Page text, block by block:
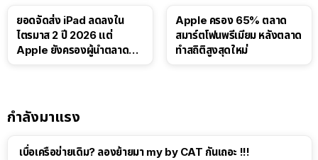
ยอดจัดส่ง iPad ลดลงใน
ไตรมาส 2 ปี 2026 แต่
Apple ยังครองผู้นำตลาด
Apple ครอง 65% ตลาด
สมาร์ตโฟนพรีเมียม หลังตลาด
ทำสถิติสูงสุดใหม่
กำลังมาแรง
เบื่อเครือข่ายเดิม? ลองย้ายมา my by CAT กันเถอะ !!!